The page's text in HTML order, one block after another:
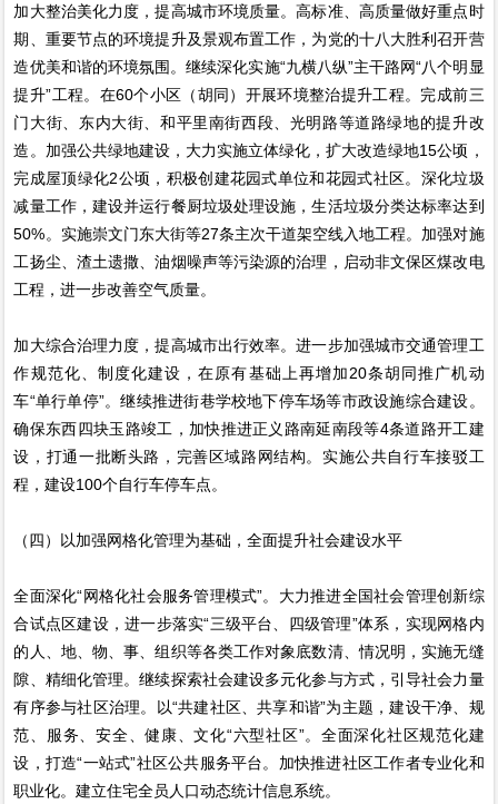
加大整治美化力度，提高城市环境质量。高标准、高质量做好重点时
期、重要节点的环境提升及景观布置工作，为党的十八大胜利召开营
造优美和谐的环境氛围。继续深化实施“九横八纵”主干路网“八个明显
提升”工程。在60个小区（胡同）开展环境整治提升工程。完成前三
门大街、东内大街、和平里南街西段、光明路等道路绿地的提升改
造。加强公共绿地建设，大力实施立体绿化，扩大改造绿地15公顷，
完成屋顶绿化2公顷，积极创建花园式单位和花园式社区。深化垃圾
减量工作，建设并运行餐厨垃圾处理设施，生活垃圾分类达标率达到
50%。实施崇文门东大街等27条主次干道架空线入地工程。加强对施
工扬尘、渣土遗撒、油烟噪声等污染源的治理，启动非文保区煤改电
工程，进一步改善空气质量。
加大综合治理力度，提高城市出行效率。进一步加强城市交通管理工
作规范化、制度化建设，在原有基础上再增加20条胡同推广机动
车“单行单停”。继续推进街巷学校地下停车场等市政设施综合建设。
确保东西四块玉路竣工，加快推进正义路南延南段等4条道路开工建
设，打通一批断头路，完善区域路网结构。实施公共自行车接驳工
程，建设100个自行车停车点。
（四）以加强网格化管理为基础，全面提升社会建设水平
全面深化“网格化社会服务管理模式”。大力推进全国社会管理创新综
合试点区建设，进一步落实“三级平台、四级管理”体系，实现网格内
的人、地、物、事、组织等各类工作对象底数清、情况明，实施无缝
隙、精细化管理。继续探索社会建设多元化参与方式，引导社会力量
有序参与社区治理。以“共建社区、共享和谐”为主题，建设干净、规
范、服务、安全、健康、文化“六型社区”。全面深化社区规范化建
设，打造“一站式”社区公共服务平台。加快推进社区工作者专业化和
职业化。建立住宅全员人口动态统计信息系统。